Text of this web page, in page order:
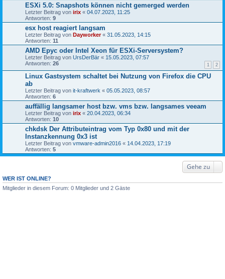
ESXi 5.0: Snapshots können nicht gemerged werden
Letzter Beitrag von irix « 04.07.2023, 11:25
Antworten: 9
esx host reagiert langsam
Letzter Beitrag von Dayworker« 31.05.2023, 14:15
Antworten: 11
AMD Epyc oder Intel Xeon für ESXi-Serversystem?
Letzter Beitrag von UrsDerBär « 15.05.2023, 07:57
Antworten: 26 1 2
Linux Gastsystem schaltet bei Nutzung von Firefox die CPU
ab
Letzter Beitrag von it-kraftwerk « 05.05.2023, 08:57
Antworten: 6
auffällig langsamer host bzw. vms bzw. langsames veeam
Letzter Beitrag von irix « 20.04.2023, 06:34
Antworten: 10
chkdsk Der Attributeintrag vom Typ 0x80 und mit der
Instanzkennung 0x3 ist
Letzter Beitrag von vmware-admin2016 « 14.04.2023, 17:19
Antworten: 5
Gehe zu
WER IST ONLINE?
Mitglieder in diesem Forum: 0 Mitglieder und 2 Gäste